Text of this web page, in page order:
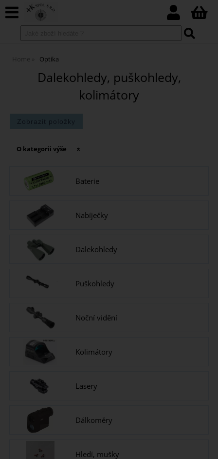
Home Optika
Dalekohledy, puškohledy,
kolimátory
O kategorii výše
Baterie
Nabíječky
Dalekohledy
Puškohledy
Noční vidění
Kolimátory
Lasery
Dálkoměry
Hledí, mušky